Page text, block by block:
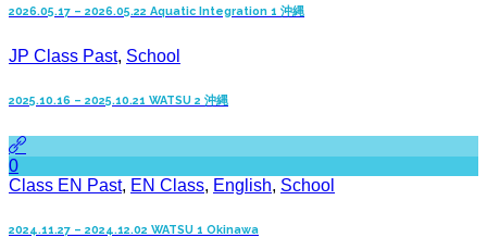
2026.05.17 – 2026.05.22 Aquatic Integration 1 沖縄
JP Class Past, School
2025.10.16 – 2025.10.21 WATSU 2 沖縄
0
Class EN Past, EN Class, English, School
2024.11.27 – 2024.12.02 WATSU 1 Okinawa